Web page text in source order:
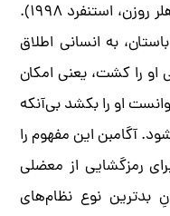
حاکم و حیات برهنه» (ترجمه دنیل هلر روزن، استنفرد ۱۹۹۸).
به انسانی اطلاق
را کشت، یعنی امکان
او را بکشد بی‌آنکه
آگامبن این مفهوم را
رمزگشایی از معضلی
بدترین نوع نظام‌های